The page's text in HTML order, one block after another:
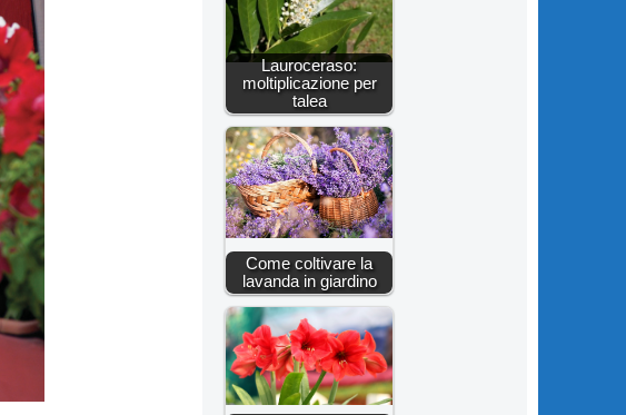
Lauroceraso:
moltiplicazione per
talea
Come coltivare la
lavanda in giardino